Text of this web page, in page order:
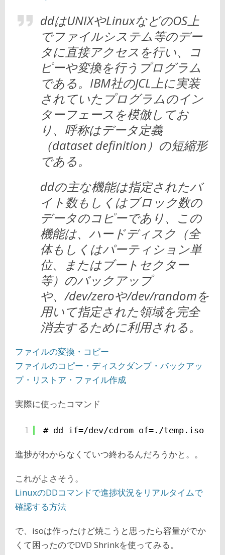
ddはUNIXやLinuxなどのOS上
でファイルシステム等のデー
タに直接アクセスを行い、コ
ピーや変換を行うプログラム
である。IBM社のJCL上に実装
されていたプログラムのイン
ターフェースを模倣してお
り、呼称はデータ定義
（dataset definition）の短縮形
である。
ddの主な機能は指定されたバ
イト数もしくはブロック数の
データのコピーであり、この
機能は、ハードディスク（全
体もしくはパーティション単
位、またはブートセクター
等）のバックアップ
や、/dev/zeroや/dev/randomを
用いて指定された領域を完全
消去するために利用される。
ファイルの変換・コピー
ファイルのコピー・ディスクダンプ・バックアッ
プ・リストア・ファイル作成
実際に使ったコマンド
1 # dd if=/dev/cdrom of=./temp.iso
進捗がわからなくていつ終わるんだろうかと。。
これがよさそう。
LinuxのDDコマンドで進捗状況をリアルタイムで
確認する方法
で、isoは作ったけど焼こうと思ったら容量がでか
くて困ったのでDVD Shrinkを使ってみる。